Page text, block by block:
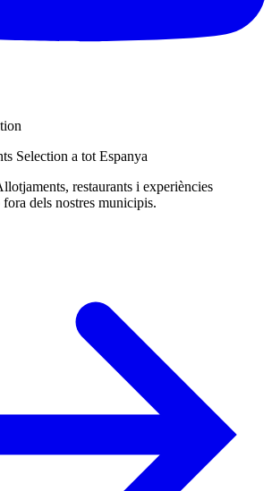
Selection a tot Espanya
restaurants i experiències
dels nostres municipis.